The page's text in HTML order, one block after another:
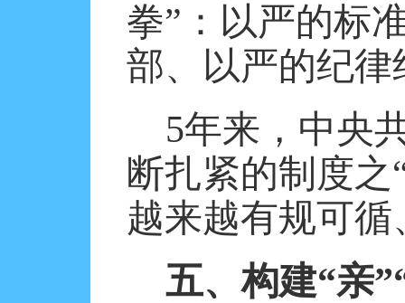
拳”：以严的标
部、以严的纪律
5年来，中央
断扎紧的制度
越来越有规可
五、构建“亲